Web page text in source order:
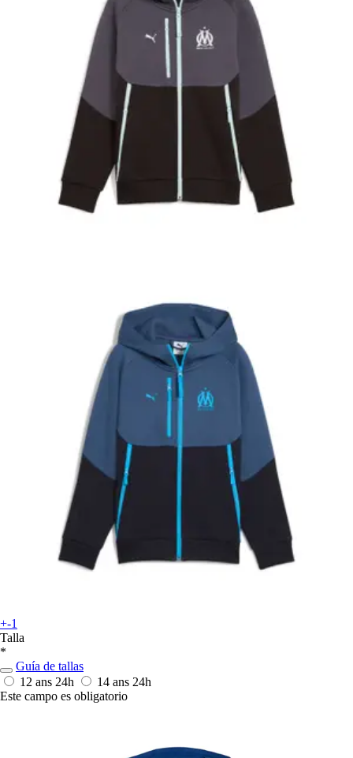
+-1
Talla
*
Guía de tallas
12 ans 24h 14 ans 24h
Este campo es obligatorio